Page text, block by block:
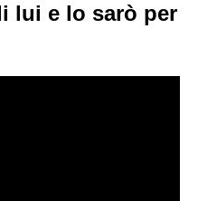
lui e lo sarò per